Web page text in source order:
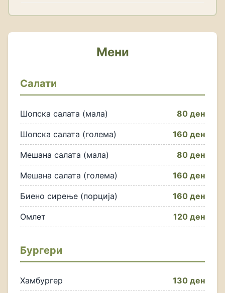
Мени
Салати
Шопска салата (мала) 80 ден
Шопска салата (голема) 160 ден
Мешана салата (мала) 80 ден
Мешана салата (голема) 160 ден
Биено сирење (порција) 160 ден
Омлет 120 ден
Бургери
Хамбургер 130 ден